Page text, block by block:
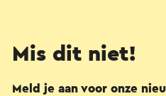
Mis dit niet!
Meld je aan voor onze